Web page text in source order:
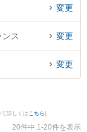
務所の髙野 喜有弁護士
主・フリーランスの
・フリーランスのトラ
相談無料で個人事業
変更
ス 変更
変更
詳しくは こちら)
20件中 1-20件を表示